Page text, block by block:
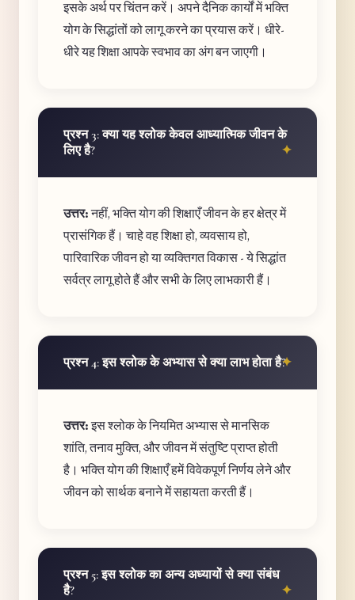
इसके अर्थ पर चिंतन करें। अपने दैनिक कार्यों में भक्ति
योग के सिद्धांतों को लागू करने का प्रयास करें। धीरे-
धीरे यह शिक्षा आपके स्वभाव का अंग बन जाएगी।
प्रश्न 3: क्या यह श्लोक केवल आध्यात्मिक जीवन के
लिए है?
उत्तर:नहीं, भक्ति योग की शिक्षाएँ जीवन के हर क्षेत्र में
प्रासंगिक हैं। चाहे वह शिक्षा हो, व्यवसाय हो,
पारिवारिक जीवन हो या व्यक्तिगत विकास - ये सिद्धांत
सर्वत्र लागू होते हैं और सभी के लिए लाभकारी हैं।
प्रश्न 4: इस श्लोक के अभ्यास से क्या लाभ होता है?
उत्तर:इस श्लोक के नियमित अभ्यास से मानसिक
शांति, तनाव मुक्ति, और जीवन में संतुष्टि प्राप्त होती
है। भक्ति योग की शिक्षाएँ हमें विवेकपूर्ण निर्णय लेने और
जीवन को सार्थक बनाने में सहायता करती हैं।
प्रश्न 5: इस श्लोक का अन्य अध्यायों से क्या संबंध
है?